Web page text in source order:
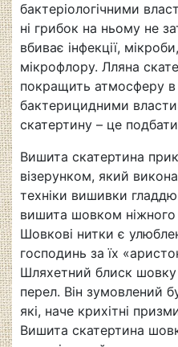
бактеріологічними
ні грибок на ньому не
вбиває інфекції,
мікрофлору. Лляна
покращить атмосферу в
бактерицидними
скатертину – це
Вишита скатертина
візерунком, який
техніки вишивки
вишита шовком ніжного
Шовкові нитки є
господинь за їх
Шляхетний блиск
перел. Він зумовлений
які, наче крихітні
Вишита скатертина